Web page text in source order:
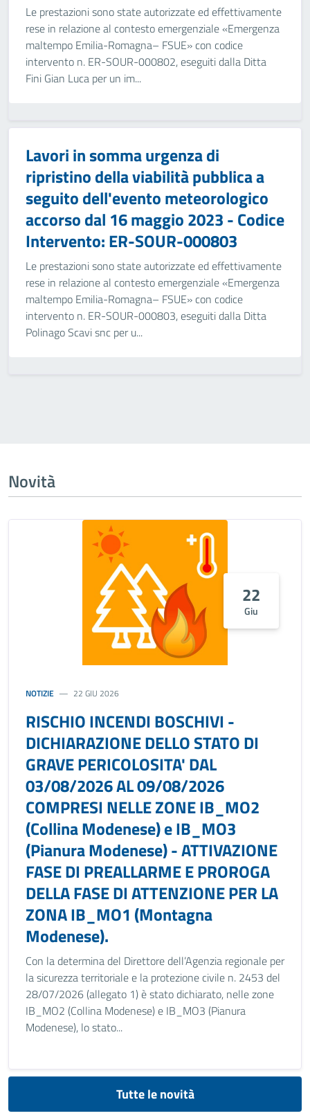
Le prestazioni sono state autorizzate ed effettivamente
rese in relazione al contesto emergenziale «Emergenza
maltempo Emilia-Romagna– FSUE» con codice
intervento n. ER-SOUR-000802, eseguiti dalla Ditta
Fini Gian Luca per un im...
Lavori in somma urgenza di
ripristino della viabilità pubblica a
seguito dell'evento meteorologico
accorso dal 16 maggio 2023 - Codice
Intervento: ER-SOUR-000803
Le prestazioni sono state autorizzate ed effettivamente
rese in relazione al contesto emergenziale «Emergenza
maltempo Emilia-Romagna– FSUE» con codice
intervento n. ER-SOUR-000803, eseguiti dalla Ditta
Polinago Scavi snc per u...
Novità
22
Giu
NOTIZIE 22 GIU 2026
RISCHIO INCENDI BOSCHIVI -
DICHIARAZIONE DELLO STATO DI
GRAVE PERICOLOSITA' DAL
03/08/2026 AL 09/08/2026
COMPRESI NELLE ZONE IB_MO2
(Collina Modenese) e IB_MO3
(Pianura Modenese) - ATTIVAZIONE
FASE DI PREALLARME E PROROGA
DELLA FASE DI ATTENZIONE PER LA
ZONA IB_MO1 (Montagna
Modenese).
Con la determina del Direttore dell’Agenzia regionale per
la sicurezza territoriale e la protezione civile n. 2453 del
28/07/2026 (allegato 1) è stato dichiarato, nelle zone
IB_MO2 (Collina Modenese) e IB_MO3 (Pianura
Modenese), lo stato...
Tutte le novità